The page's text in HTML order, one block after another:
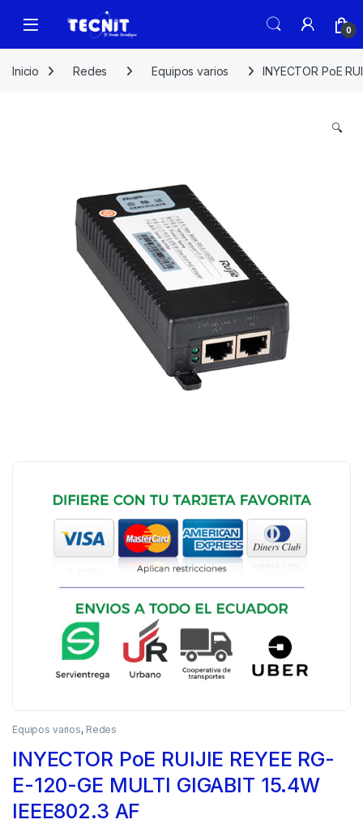
0
Inicio Redes Equipos varios INYECTOR PoE
🔍
Equipos varios, Redes
INYECTOR PoE RUIJIE REYEE RG-
E-120-GE MULTI GIGABIT 15.4W
IEEE802.3 AF